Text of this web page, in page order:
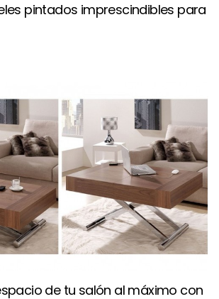
pintados imprescindibles para
de tu salón al máximo con